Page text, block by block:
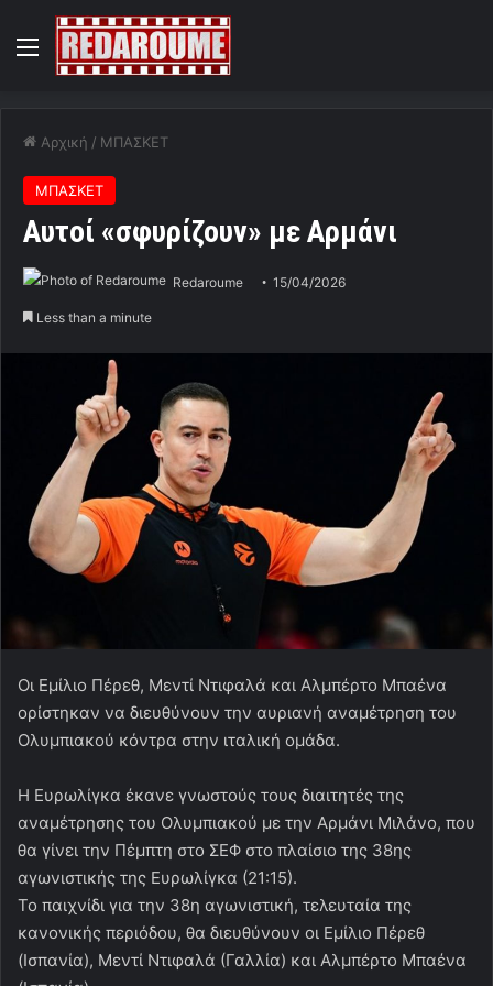
Menu
Αρχική / ΜΠΑΣΚΕΤ
ΜΠΑΣΚΕΤ
Αυτοί «σφυρίζουν» με Αρμάνι
Redaroume 15/04/2026
Less than a minute
Οι Εμίλιο Πέρεθ, Μεντί Ντιφαλά και Αλμπέρτο Μπαένα
ορίστηκαν να διευθύνουν την αυριανή αναμέτρηση του
Ολυμπιακού κόντρα στην ιταλική ομάδα.
Η Ευρωλίγκα έκανε γνωστούς τους διαιτητές της
αναμέτρησης του Ολυμπιακού με την Αρμάνι Μιλάνο, που
θα γίνει την Πέμπτη στο ΣΕΦ στο πλαίσιο της 38ης
αγωνιστικής της Ευρωλίγκα (21:15).
Το παιχνίδι για την 38η αγωνιστική, τελευταία της
κανονικής περιόδου, θα διευθύνουν οι Εμίλιο Πέρεθ
(Ισπανία), Μεντί Ντιφαλά (Γαλλία) και Αλμπέρτο Μπαένα